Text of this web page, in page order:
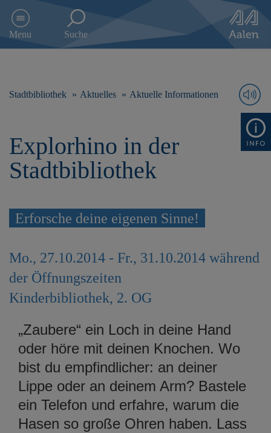
e
Menu Suche
Stadtbibliothek Aktuelles Aktuelle Informationen
Explorhino in der
Stadtbibliothek
Erforsche deine eigenen Sinne!
Mo., 27.10.2014 - Fr., 31.10.2014 während
der Öffnungszeiten
Kinderbibliothek, 2. OG
„Zaubere“ ein Loch in deine Hand
oder höre mit deinen Knochen. Wo
bist du empfindlicher: an deiner
Lippe oder an deinem Arm? Bastele
ein Telefon und erfahre, warum die
Hasen so große Ohren haben. Lass